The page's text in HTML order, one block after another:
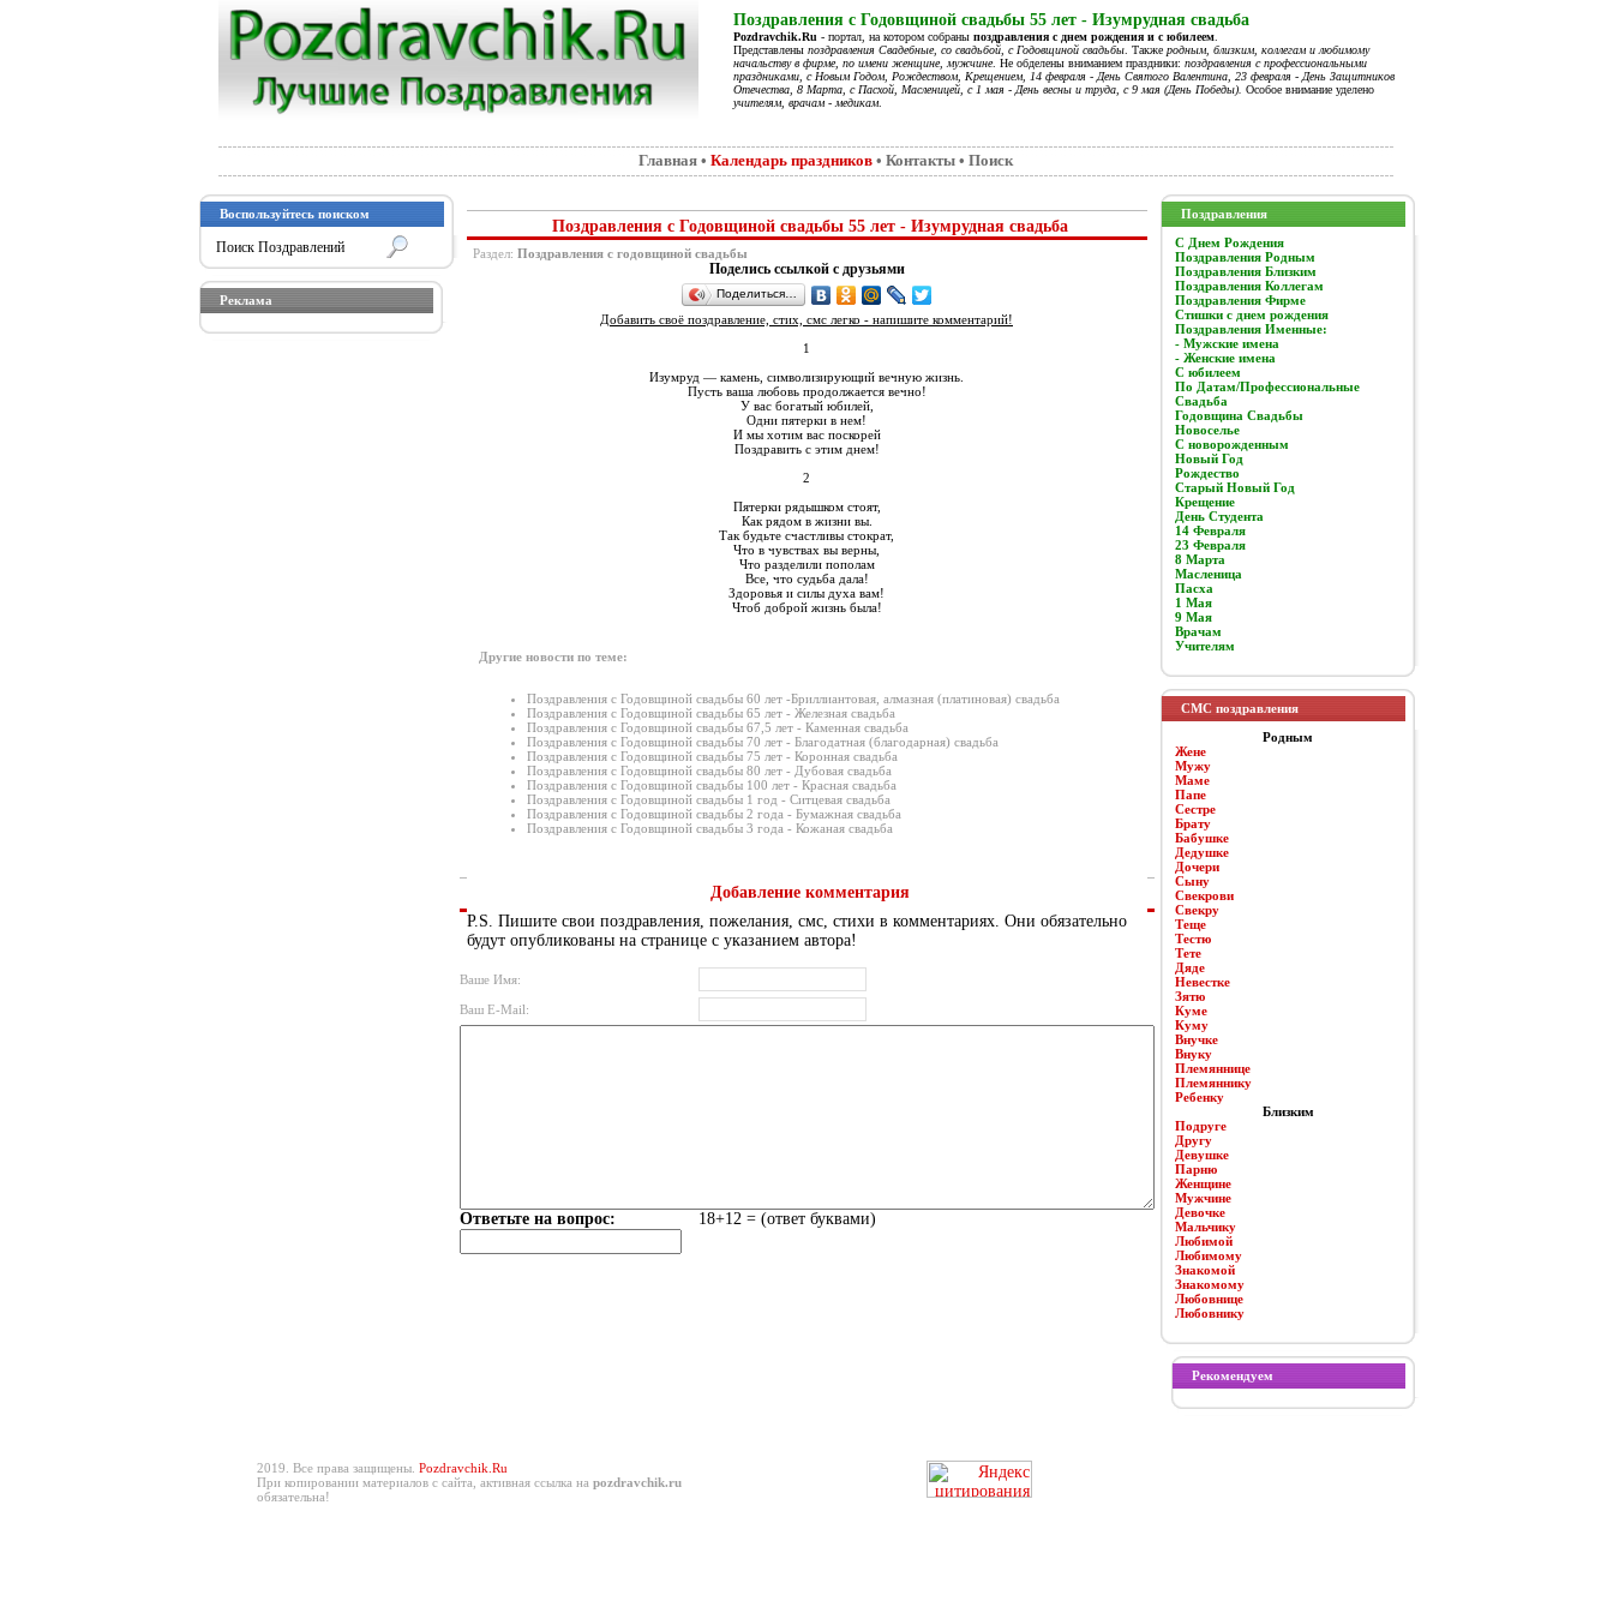
Поздравления с Годовщиной свадьбы 55 лет - Изумрудная свадьба
Pozdravchik.Ru - портал, на котором собраны поздравления с днем рождения и с юбилеем
Представлены поздравления Свадебные, со свадьбой, с Годовщиной свадьбы . Также родным, близким, коллегам и любимому
начальству в фирме, по имени женщине, мужчине. Не обделены вниманием праздники: поздравления с профессиональными
праздниками, с Новым Годом, Рождеством, Крещением, 14 февраля - День Святого Валентина, 23 февраля - День Защитников
Отечества, 8 Марта, с Пасхой, Масленицей, с 1 мая - День весны и труда, с 9 мая (День Победы). Особое внимание уделено
учителям, врачам - медикам
Главная • Календарь праздников • Контакты • Поиск
Воспользуйтесь поиском
Реклама
Поздравления с Годовщиной свадьбы 55 лет - Изумрудная свадьба
Раздел: Поздравления с годовщиной свадьбы
Поделись ссылкой с друзьями
Поделиться…
Добавить своё поздравление, стих, смс легко - напишите комментарий!
1
Изумруд — камень, символизирующий вечную жизнь.
Пусть ваша любовь продолжается вечно!
У вас богатый юбилей,
Одни пятерки в нем!
И мы хотим вас поскорей
Поздравить с этим днем!
2
Пятерки рядышком стоят,
Как рядом в жизни вы.
Так будьте счастливы стократ,
Что в чувствах вы верны,
Что разделили пополам
Все, что судьба дала!
Здоровья и силы духа вам!
Чтоб доброй жизнь была!
Другие новости по теме:
Поздравления с Годовщиной свадьбы 60 лет -Бриллиантовая, алмазная (платиновая) свадьба
Поздравления с Годовщиной свадьбы 65 лет - Железная свадьба
Поздравления с Годовщиной свадьбы 67,5 лет - Каменная свадьба
Поздравления с Годовщиной свадьбы 70 лет - Благодатная (благодарная) свадьба
Поздравления с Годовщиной свадьбы 75 лет - Коронная свадьба
Поздравления с Годовщиной свадьбы 80 лет - Дубовая свадьба
Поздравления с Годовщиной свадьбы 100 лет - Красная свадьба
Поздравления с Годовщиной свадьбы 1 год - Ситцевая свадьба
Поздравления с Годовщиной свадьбы 2 года - Бумажная свадьба
Поздравления с Годовщиной свадьбы 3 года - Кожаная свадьба
Добавление комментария
P.S. Пишите свои поздравления, пожелания, смс, стихи в комментариях. Они обязательно
будут опубликованы на странице с указанием автора!
Ваше Имя:
Ваш E-Mail:
Ответьте на вопрос: 18+12 = (ответ буквами)
Поздравления
C Днем Рождения
Поздравления Родным
Поздравления Близким
Поздравления Коллегам
Поздравления Фирме
Стишки с днем рождения
Поздравления Именные:
- Мужские имена
- Женские имена
С юбилеем
По Датам/Профессиональные
Свадьба
Годовщина Свадьбы
Новоселье
С новорожденным
Новый Год
Рождество
Старый Новый Год
Крещение
День Студента
14 Февраля
23 Февраля
8 Марта
Масленица
Пасха
1 Мая
9 Мая
Врачам
Учителям
СМС поздравления
Родным
Жене
Мужу
Маме
Папе
Сестре
Брату
Бабушке
Дедушке
Дочери
Сыну
Свекрови
Свекру
Теще
Тестю
Тете
Дяде
Невестке
Зятю
Куме
Куму
Внучке
Внуку
Племяннице
Племяннику
Ребенку
Близким
Подруге
Другу
Девушке
Парню
Женщине
Мужчине
Девочке
Мальчику
Любимой
Любимому
Знакомой
Знакомому
Любовнице
Любовнику
Рекомендуем
2019. Все права защищены. Pozdravchik.Ru
При копировании материалов с сайта, активная ссылка на pozdravchik.ru
обязательна!